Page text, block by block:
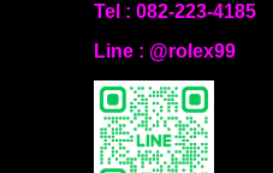
Tel : 082-223-4185
Line : @rolex99